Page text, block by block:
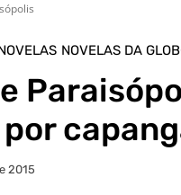
NOVELAS DA
2015